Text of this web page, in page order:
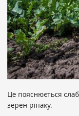
Це пояснюється
зерен ріпаку.